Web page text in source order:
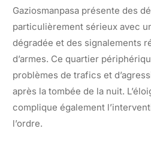
Gaziosmanpasa présente des
particulièrement sérieux avec
dégradée et des signalements
d’armes. Ce quartier
problèmes de trafics et
après la tombée de la nuit.
complique également
l’ordre.